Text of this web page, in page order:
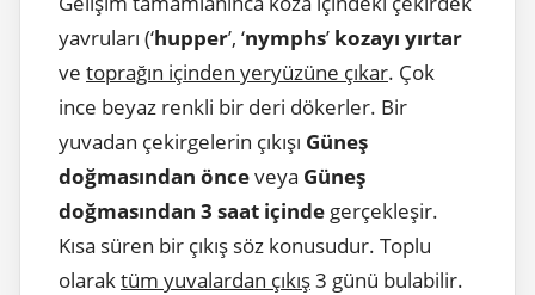
yavruları (‘hupper’, ‘nymphs’ kozayı yırtar
ve toprağın içinden yeryüzüne çıkar. Çok
ince beyaz renkli bir deri dökerler. Bir
yuvadan çekirgelerin çıkışı Güneş
doğmasından önceveya Güneş
doğmasından 3 saat içinde gerçekleşir.
Kısa süren bir çıkış söz konusudur. Toplu
olaraktüm yuvalardan çıkış3 günü bulabilir.